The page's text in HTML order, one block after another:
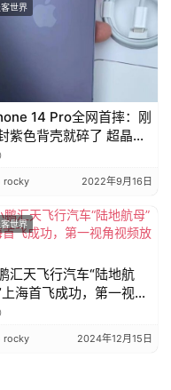
世界
14 Pro全网首摔：刚
紫色背壳就碎了 超晶瓷
完好
rocky 2022年9月16日
世界
汇天飞行汽车“陆地航
上海首飞成功，第一视角
放出
rocky 2024年12月15日